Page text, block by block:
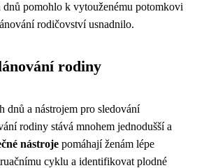
pomohlo k vytouženému potomkovi
rodičovství usnadnilo.
rodiny
dnů a nástrojem pro sledování
rodiny stává mnohem jednodušší a
nástroje pomáhají ženám lépe
cyklu a identifikovat plodné